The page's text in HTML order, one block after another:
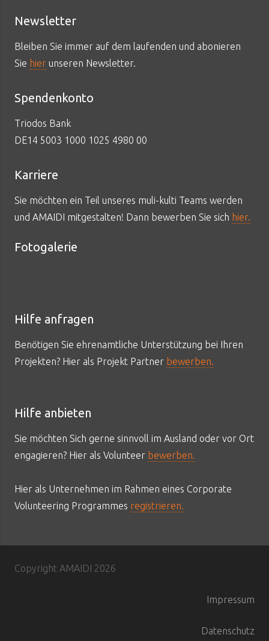
Newsletter
Bleiben Sie immer auf dem laufenden und abonieren
Sie hier unseren Newsletter.
Spendenkonto
Triodos Bank
DE14 5003 1000 1025 4980 00
Karriere
Sie möchten ein Teil unseres muli-kulti Teams werden
und AMAIDI mitgestalten! Dann bewerben Sie sich hier.
Fotogalerie
Hilfe anfragen
Benötigen Sie ehrenamtliche Unterstützung bei Ihren
Projekten? Hier als Projekt Partner bewerben.
Hilfe anbieten
Sie möchten Sich gerne sinnvoll im Ausland oder vor Ort
engagieren? Hier als Volunteer bewerben.
Hier als Unternehmen im Rahmen eines Corporate
Volunteering Programmes registrieren.
Copyright AMAIDI 2026
Impressum
Datenschutz